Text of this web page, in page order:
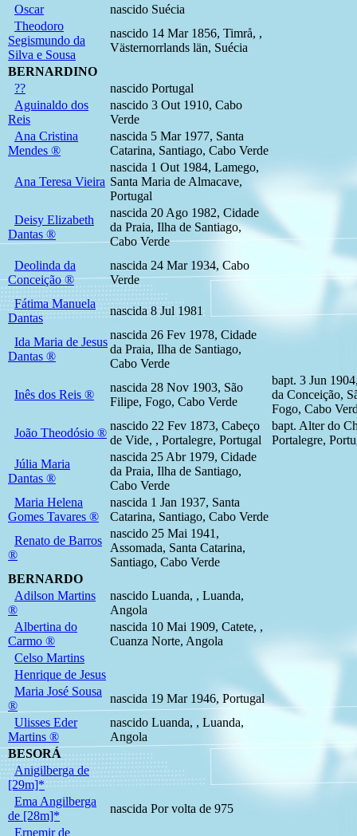
Oscar
nascido Suécia
Theodoro
Segismundo da
Silva e Sousa
nascido 14 Mar 1856, Timrå, ,
Västernorrlands län, Suécia
BERNARDINO
??
nascido Portugal
Aguinaldo dos
Reis
nascido 3 Out 1910, Cabo
Verde
Ana Cristina
Mendes ®
nascida 5 Mar 1977, Santa
Catarina, Santiago, Cabo Verde
Ana Teresa Vieira
nascida 1 Out 1984, Lamego,
Santa Maria de Almacave,
Portugal
Deisy Elizabeth
Dantas ®
nascida 20 Ago 1982, Cidade
da Praia, Ilha de Santiago,
Cabo Verde
Deolinda da
Conceição ®
nascida 24 Mar 1934, Cabo
Verde
Fátima Manuela
Dantas
nascida 8 Jul 1981
Ida Maria de Jesus
Dantas ®
nascida 26 Fev 1978, Cidade
da Praia, Ilha de Santiago,
Cabo Verde
Inês dos Reis ®
nascida 28 Nov 1903, São
Filipe, Fogo, Cabo Verde
bapt. 3 Jun
da Conceição,
Fogo, Cabo
João Theodósio ®
nascido 22 Fev 1873, Cabeço
de Vide, , Portalegre, Portugal
bapt. Alter do
Portalegre,
Júlia Maria
Dantas ®
nascida 25 Abr 1979, Cidade
da Praia, Ilha de Santiago,
Cabo Verde
Maria Helena
Gomes Tavares ®
nascida 1 Jan 1937, Santa
Catarina, Santiago, Cabo Verde
Renato de Barros
®
nascido 25 Mai 1941,
Assomada, Santa Catarina,
Santiago, Cabo Verde
BERNARDO
Adilson Martins
®
nascido Luanda, , Luanda,
Angola
Albertina do
Carmo ®
nascida 10 Mai 1909, Catete, ,
Cuanza Norte, Angola
Celso Martins
Henrique de Jesus
Maria José Sousa
®
nascida 19 Mar 1946, Portugal
Ulisses Eder
Martins ®
nascido Luanda, , Luanda,
Angola
BESORÁ
Anigilberga de
[29m]*
Ema Angilberga
de [28m]*
nascida Por volta de 975
Ernemir de